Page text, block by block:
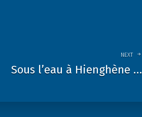
NEXT
Sous l’eau à Hienghène …